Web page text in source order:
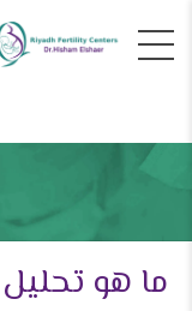
ما هو تحليل amh